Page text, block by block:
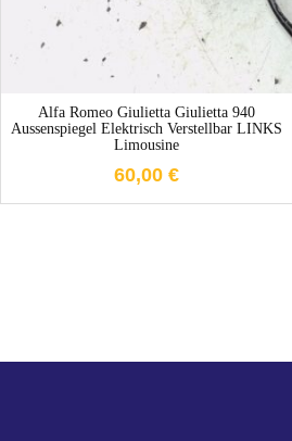
Alfa Romeo Giulietta Giulietta 940
Aussenspiegel Elektrisch Verstellbar LINKS
Limousine
60,00 €